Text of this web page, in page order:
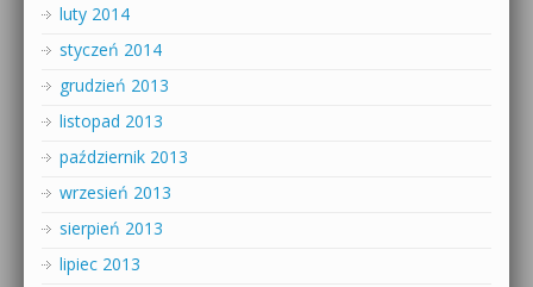
luty 2014
styczeń 2014
grudzień 2013
listopad 2013
październik 2013
wrzesień 2013
sierpień 2013
lipiec 2013